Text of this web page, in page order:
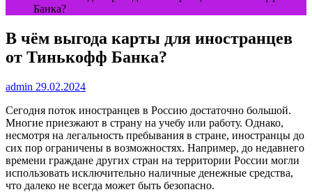
Банка?
В чём выгода карты для иностранцев
от Тинькофф Банка?
admin 29.02.2024
Сегодня поток иностранцев в Россию достаточно большой.
Многие приезжают в страну на учебу или работу. Однако,
несмотря на легальность пребывания в стране, иностранцы до
сих пор ограничены в возможностях. Например, до недавнего
времени граждане других стран на территории России могли
использовать исключительно наличные денежные средства,
что далеко не всегда может быть безопасно.